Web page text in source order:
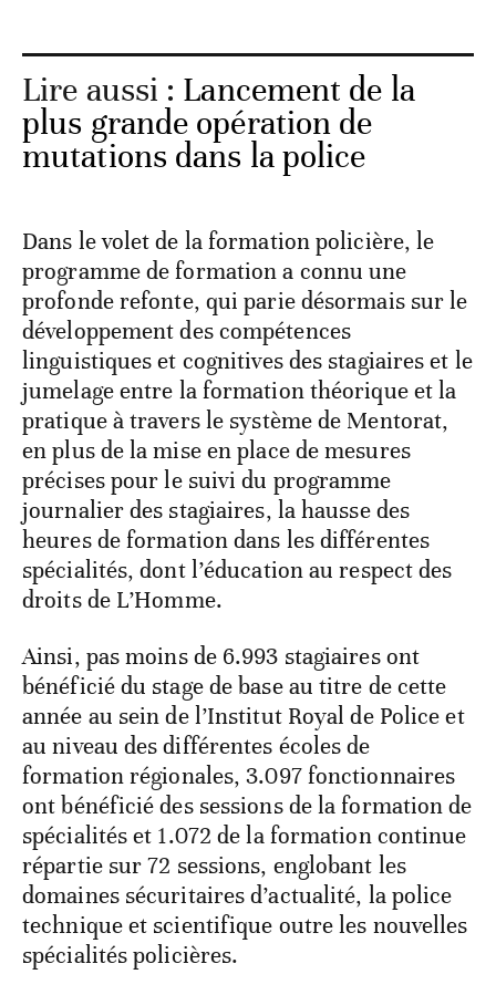
Lire aussi : Lancement de la
plus grande opération de
mutations dans la police
Dans le volet de la formation policière, le
programme de formation a connu une
profonde refonte, qui parie désormais sur le
développement des compétences
linguistiques et cognitives des stagiaires et le
jumelage entre la formation théorique et la
pratique à travers le système de Mentorat,
en plus de la mise en place de mesures
précises pour le suivi du programme
journalier des stagiaires, la hausse des
heures de formation dans les différentes
spécialités, dont l’éducation au respect des
droits de L’Homme.
Ainsi, pas moins de 6.993 stagiaires ont
bénéficié du stage de base au titre de cette
année au sein de l’Institut Royal de Police et
au niveau des différentes écoles de
formation régionales, 3.097 fonctionnaires
ont bénéficié des sessions de la formation de
spécialités et 1.072 de la formation continue
répartie sur 72 sessions, englobant les
domaines sécuritaires d’actualité, la police
technique et scientifique outre les nouvelles
spécialités policières.